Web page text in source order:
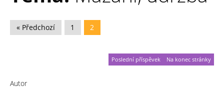
« Předchozí 1 2
Na konec stránky
Poslední příspěvek
Autor